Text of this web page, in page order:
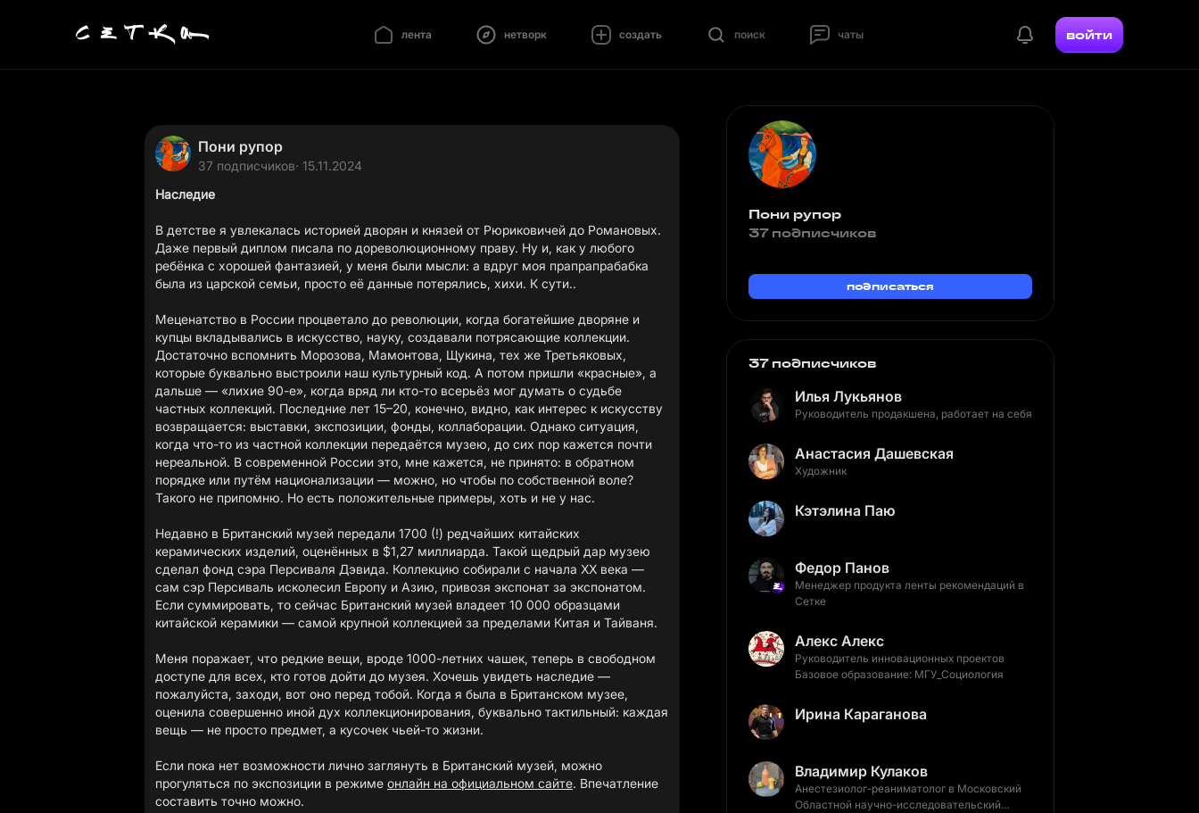
лента нетворк создать поиск чаты войти
Пони рупор
37 подписчиков· 15.11.2024
Наследие
В детстве я увлекалась историей дворян и князей от Рюриковичей до Романовых.
Даже первый диплом писала по дореволюционному праву. Ну и, как у любого
ребёнка с хорошей фантазией, у меня были мысли: а вдруг моя прапрапрабабка
была из царской семьи, просто её данные потерялись, хихи. К сути..
Меценатство в России процветало до революции, когда богатейшие дворяне и
купцы вкладывались в искусство, науку, создавали потрясающие коллекции.
Достаточно вспомнить Морозова, Мамонтова, Щукина, тех же Третьяковых,
которые буквально выстроили наш культурный код. А потом пришли «красные», а
дальше — «лихие 90-е», когда вряд ли кто-то всерьёз мог думать о судьбе
частных коллекций. Последние лет 15–20, конечно, видно, как интерес к искусству
возвращается: выставки, экспозиции, фонды, коллаборации. Однако ситуация,
когда что-то из частной коллекции передаётся музею, до сих пор кажется почти
нереальной. В современной России это, мне кажется, не принято: в обратном
порядке или путём национализации — можно, но чтобы по собственной воле?
Такого не припомню. Но есть положительные примеры, хоть и не у нас.
Недавно в Британский музей передали 1700 (!) редчайших китайских
керамических изделий, оценённых в $1,27 миллиарда. Такой щедрый дар музею
сделал фонд сэра Персиваля Дэвида. Коллекцию собирали с начала XX века —
сам сэр Персиваль исколесил Европу и Азию, привозя экспонат за экспонатом.
Если суммировать, то сейчас Британский музей владеет 10 000 образцами
китайской керамики — самой крупной коллекцией за пределами Китая и Тайваня.
Меня поражает, что редкие вещи, вроде 1000-летних чашек, теперь в свободном
доступе для всех, кто готов дойти до музея. Хочешь увидеть наследие —
пожалуйста, заходи, вот оно перед тобой. Когда я была в Британском музее,
оценила совершенно иной дух коллекционирования, буквально тактильный: каждая
вещь — не просто предмет, а кусочек чьей-то жизни.
Если пока нет возможности лично заглянуть в Британский музей, можно
прогуляться по экспозиции в режиме онлайн на официальном сайте. Впечатление
составить точно можно.
Пони рупор
37 подписчиков
подписаться
37 подписчиков
Илья Лукьянов
Руководитель продакшена, работает на себя
Анастасия Дашевская
Художник
Кэтэлина Паю
Федор Панов
Менеджер продукта ленты рекомендаций в
Сетке
Алекс Алекс
Руководитель инновационных проектов
Базовое образование: МГУ_Социология
Ирина Караганова
Владимир Кулаков
Анестезиолог-реаниматолог в Московский
Областной научно-исследовательский